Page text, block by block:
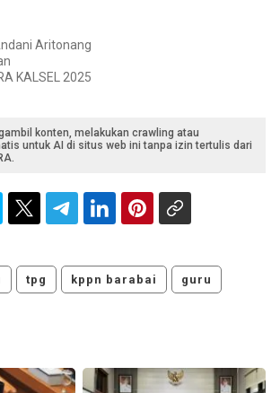
Aritonang
KALSEL 2025
konten, melakukan crawling atau
untuk AI di situs web ini tanpa izin tertulis dari
tpg kppn barabai guru